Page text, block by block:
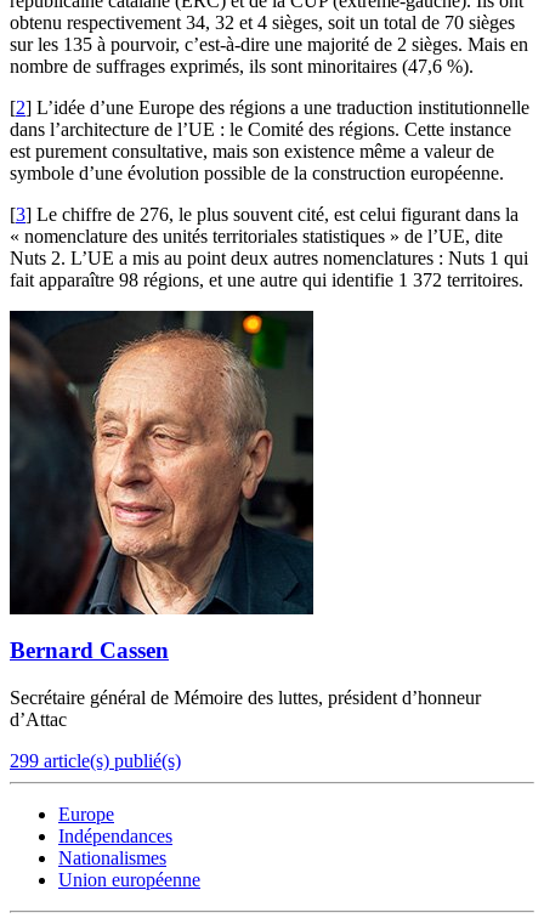
obtenu respectivement 34, 32 et 4 sièges, soit un total de 70 sièges
sur les 135 à pourvoir, c’est-à-dire une majorité de 2 sièges. Mais en
nombre de suffrages exprimés, ils sont minoritaires (47,6 %).
[2] L’idée d’une Europe des régions a une traduction institutionnelle
dans l’architecture de l’UE : le Comité des régions. Cette instance
est purement consultative, mais son existence même a valeur de
symbole d’une évolution possible de la construction européenne.
[3] Le chiffre de 276, le plus souvent cité, est celui figurant dans la
« nomenclature des unités territoriales statistiques » de l’UE, dite
Nuts 2. L’UE a mis au point deux autres nomenclatures : Nuts 1 qui
fait apparaître 98 régions, et une autre qui identifie 1 372 territoires.
Bernard Cassen
Secrétaire général de Mémoire des luttes, président d’honneur
d’Attac
299 article(s) publié(s)
Europe
Indépendances
Nationalismes
Union européenne